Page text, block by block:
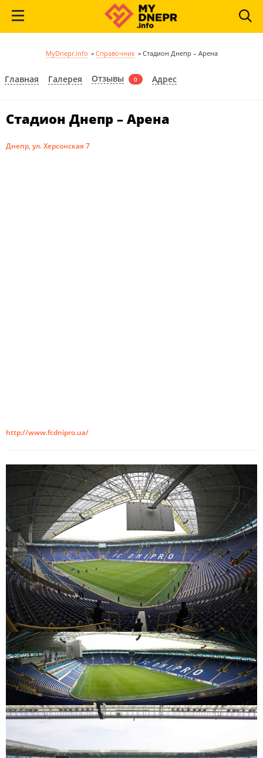
MyDnepr.info » Справочник » Стадион Днепр – Арена
Главная Галерея Отзывы 0 Адрес
Стадион Днепр – Арена
Днепр, ул. Херсонская 7
http://www.fcdnipro.ua/